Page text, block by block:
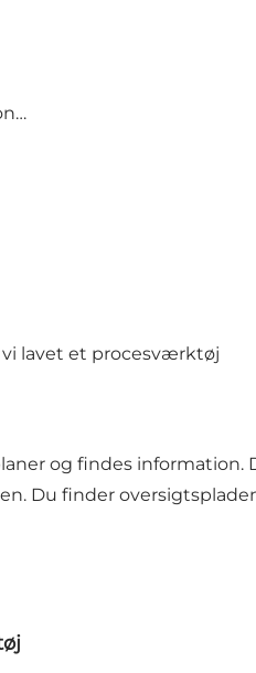
Guide_VISITHerning_Version2.pdf
lavet et procesværktøj
og findes
Du finder